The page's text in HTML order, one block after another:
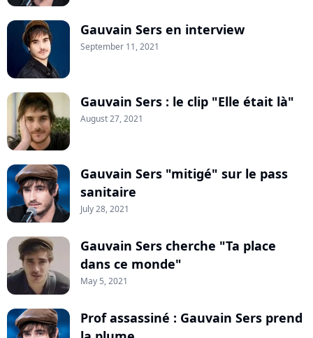
Gauvain Sers en interview
September 11, 2021
Gauvain Sers : le clip "Elle était là"
August 27, 2021
Gauvain Sers "mitigé" sur le pass
sanitaire
July 28, 2021
Gauvain Sers cherche "Ta place
dans ce monde"
May 5, 2021
Prof assassiné : Gauvain Sers prend